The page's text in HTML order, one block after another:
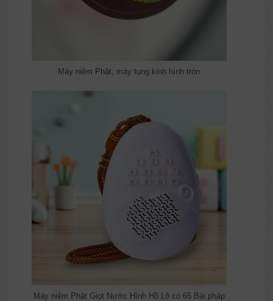
Máy niệm Phật, máy tụng kinh hình tròn
Máy niệm Phật Giọt Nước Hình Hồ Lô có 65 Bài pháp